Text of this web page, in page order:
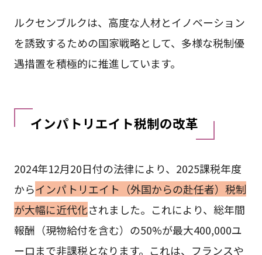
ルクセンブルクは、高度な人材とイノベーション
を誘致するための国家戦略として、多様な税制優
遇措置を積極的に推進しています。
インパトリエイト税制の改革
2024年12月20日付の法律により、2025課税年度
からインパトリエイト（外国からの赴任者）税制
が大幅に近代化されました。これにより、総年間
報酬（現物給付を含む）の50%が最大400,000ユ
ーロまで非課税となります。これは、フランスや